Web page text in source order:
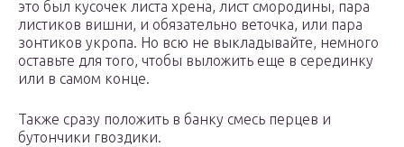
это был кусочек листа хрена, лист смородины, пара
листиков вишни, и обязательно веточка, или пара
зонтиков укропа. Но всю не выкладывайте, немного
оставьте для того, чтобы выложить еще в серединку
или в самом конце.
Также сразу положить в банку смесь перцев и
бутончики гвоздики.